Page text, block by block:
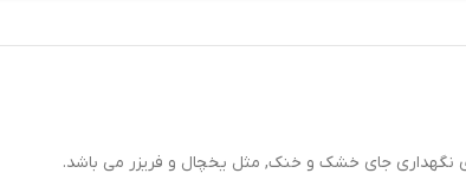
نگهداری جای خشک و خنک, مثل یخچال و فریزر می باشد.